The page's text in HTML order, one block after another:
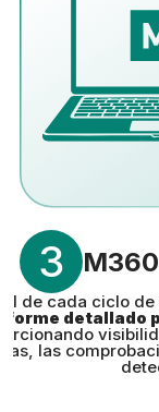
3
de cada ciclo
detallado
las